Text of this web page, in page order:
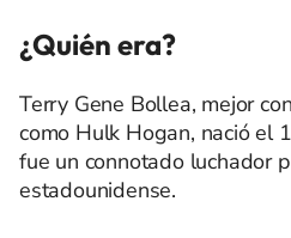
¿Quién era?
Terry Gene Bollea, mejor
como Hulk Hogan, nació el
fue un connotado luchador
estadounidense.